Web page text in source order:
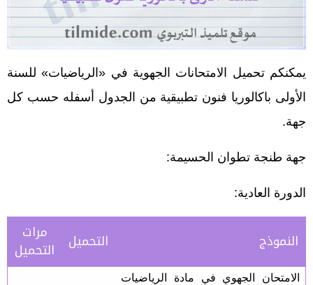
يمكنكم تحميل الامتحانات الجهوية في «الرياضيات» للسنة
الأولى باكالوريا فنون تطبيقية من الجدول أسفله حسب كل
جهة.
جهة طنجة تطوان الحسيمة:
الدورة العادية:
النموذج التحميل مرات
التحميل
الامتحان الجهوي في مادة الرياضيات